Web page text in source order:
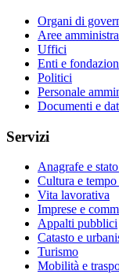
Organi di
Aree
Uffici
Enti e
Politici
Personale
Documenti e
Servizi
Anagrafe e
Cultura e
Vita lavorativa
Imprese e
Appalti pubblici
Catasto e
Turismo
Mobilità e